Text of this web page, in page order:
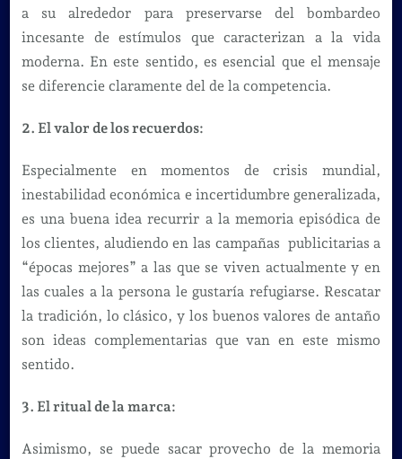
a su alrededor para preservarse del bombardeo
incesante de estímulos que caracterizan a la vida
moderna. En este sentido, es esencial que el mensaje
se diferencie claramente del de la competencia.
2. El valor de los recuerdos:
Especialmente en momentos de crisis mundial,
inestabilidad económica e incertidumbre generalizada,
es una buena idea recurrir a la memoria episódica de
los clientes, aludiendo en las campañas publicitarias a
“épocas mejores” a las que se viven actualmente y en
las cuales a la persona le gustaría refugiarse. Rescatar
la tradición, lo clásico, y los buenos valores de antaño
son ideas complementarias que van en este mismo
sentido.
3. El ritual de la marca:
Asimismo, se puede sacar provecho de la memoria